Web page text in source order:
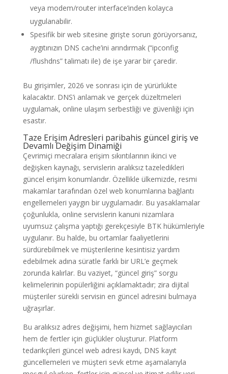
veya modem/router interface’inden kolayca
uygulanabilir.
Spesifik bir web sitesine girişte sorun görüyorsanız,
aygıtınızın DNS cache’ini arındırmak (“ipconfig
/flushdns” talimatı ile) de işe yarar bir çaredir.
Bu girişimler, 2026 ve sonrası için de yürürlükte
kalacaktır. DNS’i anlamak ve gerçek düzeltmeleri
uygulamak, online ulaşım serbestliği ve güvenliği için
esastır.
Taze Erişim Adresleri paribahis güncel giriş ve
Devamlı Değişim Dinamiği
Çevrimiçi mecralara erişim sıkıntılarının ikinci ve
değişken kaynağı, servislerin aralıksız tazeledikleri
güncel erişim konumlarıdır. Özellikle ülkemizde, resmi
makamlar tarafından özel web konumlarına bağlantı
engellemeleri yaygın bir uygulamadır. Bu yasaklamalar
çoğunlukla, online servislerin kanuni nizamlara
uyumsuz çalışma yaptığı gerekçesiyle BTK hükümleriyle
uygulanır. Bu halde, bu ortamlar faaliyetlerini
sürdürebilmek ve müşterilerine kesintisiz yardım
edebilmek adına süratle farklı bir URL’e geçmek
zorunda kalırlar. Bu vaziyet, “güncel giriş” sorgu
kelimelerinin popülerliğini açıklamaktadır; zira dijital
müşteriler sürekli servisin en güncel adresini bulmaya
uğraşırlar.
Bu aralıksız adres değişimi, hem hizmet sağlayıcıları
hem de fertler için güçlükler oluşturur. Platform
tedarikçileri güncel web adresi kaydı, DNS kayıt
güncellemeleri ve müşteri sevk etme aşamalarıyla